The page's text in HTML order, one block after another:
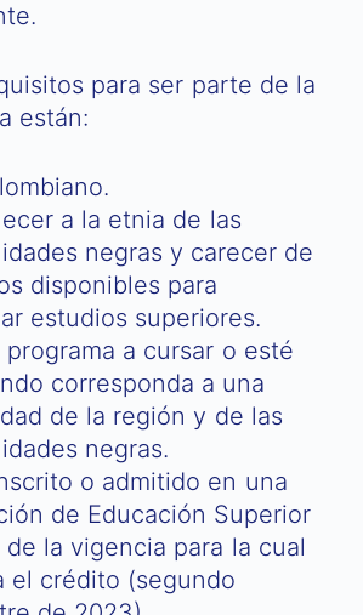
para ser parte de la
están:
a la etnia de las
negras y carecer de
disponibles para
estudios superiores.
programa a cursar o esté
corresponda a una
de la región y de las
negras.
o admitido en una
de Educación Superior
la vigencia para la cual
el crédito (segundo